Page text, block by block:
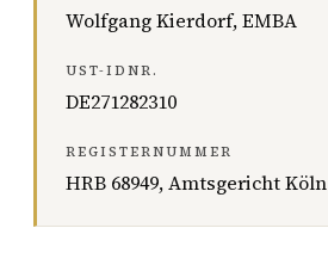
Wolfgang Kierdorf, EMBA
UST-IDNR.
DE271282310
REGISTERNUMMER
HRB 68949, Amtsgericht Köln